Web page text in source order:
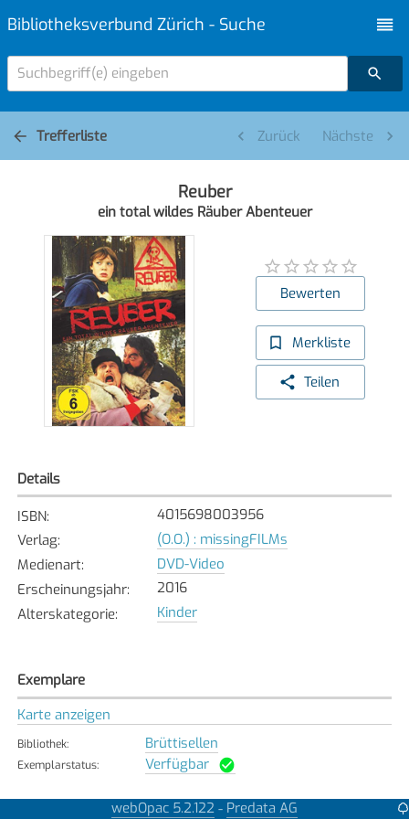
Bibliotheksverbund Zürich - Suche
Suchbegriff(e) eingeben
Trefferliste Zurück Nächste
Reuber
ein total wildes Räuber Abenteuer
Bewerten
Merkliste
Teilen
Details
ISBN:
4015698003956
Verlag:
(O.O.) : missingFILMs
Medienart:
DVD-Video
Erscheinungsjahr:
2016
Alterskategorie: Kinder
Exemplare
Karte anzeigen
Bibliothek: Brüttisellen
Exemplarstatus: Verfügbar
webOpac 5.2.122 - Predata AG